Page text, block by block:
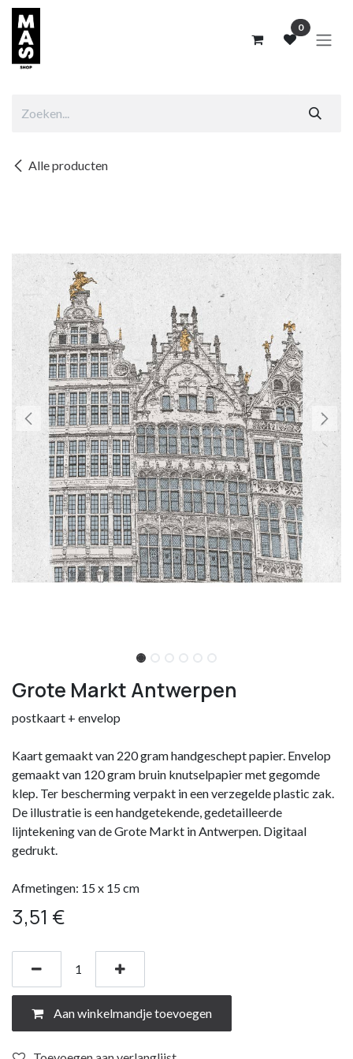
Overslaan naar inhoud
0
Alle producten
Grote Markt Antwerpen
postkaart + envelop
Kaart gemaakt van 220 gram handgeschept papier. Envelop
gemaakt van 120 gram bruin knutselpapier met gegomde
klep. Ter bescherming verpakt in een verzegelde plastic zak.
De illustratie is een handgetekende, gedetailleerde
lijntekening van de Grote Markt in Antwerpen. Digitaal
gedrukt.
Afmetingen: 15 x 15 cm
3,51 €
Aan winkelmandje toevoegen